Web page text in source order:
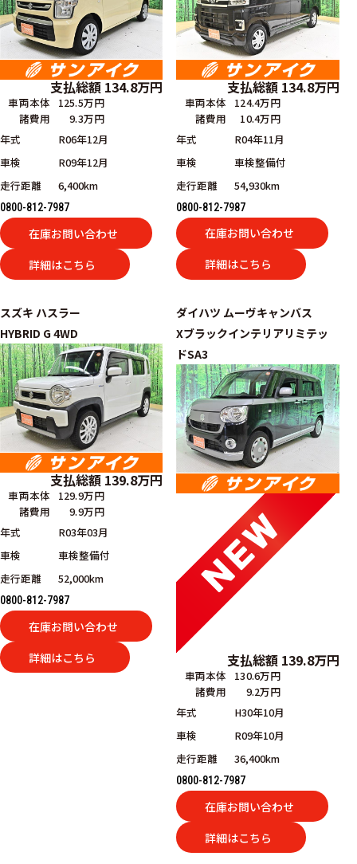
支払総額 134.8万円
車両本体
125.5万円
諸費用
9.3万円
年式
R06年12月
車検
R09年12月
走行距離
6,400km
0800-812-7987
在庫お問い合わせ
詳細はこちら
支払総額 134.8万円
車両本体
124.4万円
諸費用
10.4万円
年式
R04年11月
車検
車検整備付
走行距離
54,930km
0800-812-7987
在庫お問い合わせ
詳細はこちら
スズキ ハスラー
HYBRID G 4WD
支払総額 139.8万円
車両本体
129.9万円
諸費用
9.9万円
年式
R03年03月
車検
車検整備付
走行距離
52,000km
0800-812-7987
在庫お問い合わせ
詳細はこちら
ダイハツ ムーヴキャンバス
Xブラックインテリアリミテッ
ドSA3
支払総額 139.8万円
車両本体
130.6万円
諸費用
9.2万円
年式
H30年10月
車検
R09年10月
走行距離
36,400km
0800-812-7987
在庫お問い合わせ
詳細はこちら